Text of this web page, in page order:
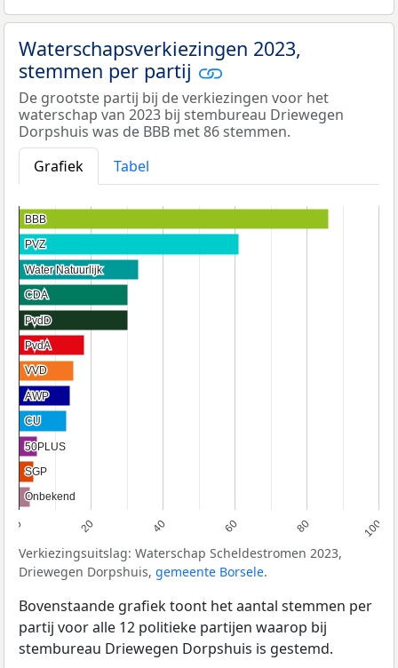
Waterschapsverkiezingen 2023,
stemmen per partij
De grootste partij bij de verkiezingen voor het
waterschap van 2023 bij stembureau Driewegen
Dorpshuis was de BBB met 86 stemmen.
Grafiek
Tabel
0 20 40 60 80 100
BBB
BBB
PVZ
PVZ
Water Natuurlijk
Water Natuurlijk
CDA
CDA
PvdD
PvdD
PvdA
PvdA
VVD
VVD
AWP
AWP
CU
CU
50PLUS
50PLUS
SGP
SGP
Onbekend
Onbekend
Verkiezingsuitslag: Waterschap Scheldestromen 2023,
Driewegen Dorpshuis, gemeente Borsele.
Bovenstaande grafiek toont het aantal stemmen per
partij voor alle 12 politieke partijen waarop bij
stembureau Driewegen Dorpshuis is gestemd.